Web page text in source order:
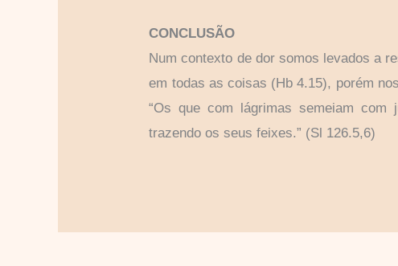
CONCLUSÃO
Num contexto de dor somos levados a
em todas as coisas (Hb 4.15), porém
“Os que com lágrimas semeiam com
trazendo os seus feixes.” (Sl 126.5,6)